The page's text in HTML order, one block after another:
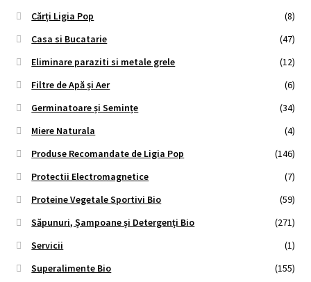
Cărți Ligia Pop
(8)
Casa si Bucatarie
(47)
Eliminare paraziti si metale grele
(12)
Filtre de Apă și Aer
(6)
Germinatoare și Semințe
(34)
Miere Naturala
(4)
Produse Recomandate de Ligia Pop
(146)
Protectii Electromagnetice
(7)
Proteine Vegetale Sportivi Bio
(59)
Săpunuri, Șampoane și Detergenți Bio
(271)
Servicii
(1)
Superalimente Bio
(155)